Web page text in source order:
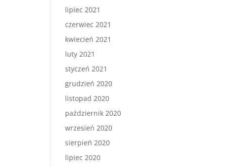
lipiec 2021
czerwiec 2021
kwiecień 2021
luty 2021
styczeń 2021
grudzień 2020
listopad 2020
październik 2020
wrzesień 2020
sierpień 2020
lipiec 2020